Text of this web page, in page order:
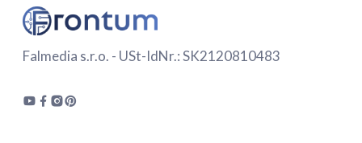
Falmedia s.r.o. - USt-IdNr.: SK2120810483